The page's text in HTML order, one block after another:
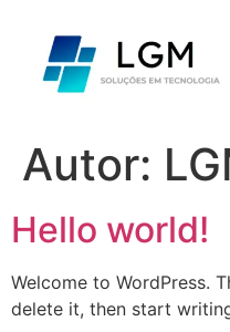
Autor:
Hello world!
Welcome to WordPress.
delete it, then start